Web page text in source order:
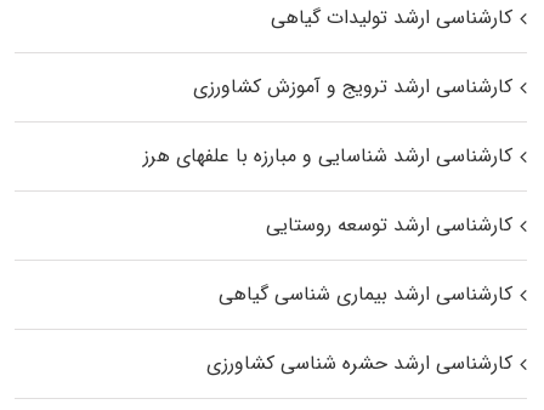
کارشناسی ارشد تولیدات گیاهی
کارشناسی ارشد ترویج و آموزش کشاورزی
کارشناسی ارشد شناسایی و مبارزه با علفهای هرز
کارشناسی ارشد توسعه روستایی
کارشناسی ارشد بیماری‌ شناسی گیاهی
کارشناسی ارشد حشره‌ شناسی کشاورزی